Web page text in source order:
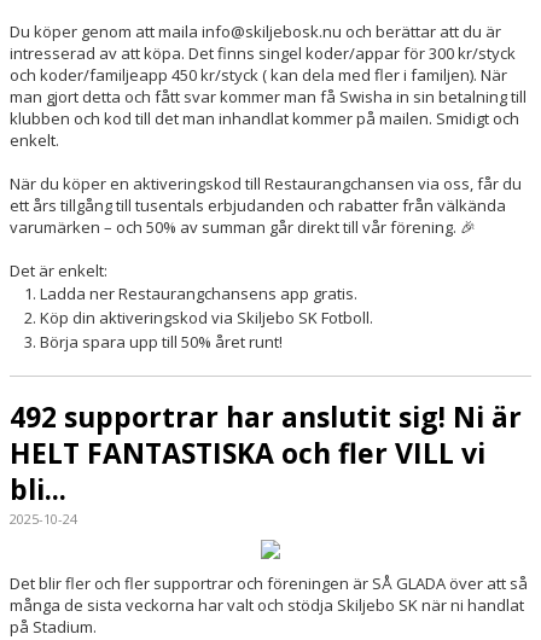
Du köper genom att maila info@skiljebosk.nu och berättar att du är
intresserad av att köpa. Det finns singel koder/appar för 300 kr/styck
och koder/familjeapp 450 kr/styck ( kan dela med fler i familjen). När
man gjort detta och fått svar kommer man få Swisha in sin betalning till
klubben och kod till det man inhandlat kommer på mailen. Smidigt och
enkelt.
När du köper en aktiveringskod till Restaurangchansen via oss, får du
ett års tillgång till tusentals erbjudanden och rabatter från välkända
varumärken – och 50% av summan går direkt till vår förening. 🎉
Det är enkelt:
Ladda ner Restaurangchansens app gratis.
Köp din aktiveringskod via Skiljebo SK Fotboll.
Börja spara upp till 50% året runt!
492 supportrar har anslutit sig! Ni är
HELT FANTASTISKA och fler VILL vi
bli...
2025-10-24
Det blir fler och fler supportrar och föreningen är SÅ GLADA över att så
många de sista veckorna har valt och stödja Skiljebo SK när ni handlat
på Stadium.